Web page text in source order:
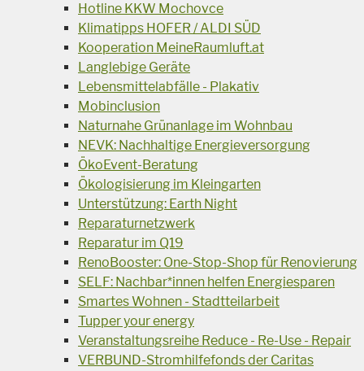
Hotline KKW Mochovce
Klimatipps HOFER / ALDI SÜD
Kooperation MeineRaumluft.at
Langlebige Geräte
Lebensmittelabfälle - Plakativ
Mobinclusion
Naturnahe Grünanlage im Wohnbau
NEVK: Nachhaltige Energieversorgung
ÖkoEvent-Beratung
Ökologisierung im Kleingarten
Unterstützung: Earth Night
Reparaturnetzwerk
Reparatur im Q19
RenoBooster: One-Stop-Shop für Renovierung
SELF: Nachbar*innen helfen Energiesparen
Smartes Wohnen - Stadtteilarbeit
Tupper your energy
Veranstaltungsreihe Reduce - Re-Use - Repair
VERBUND-Stromhilfefonds der Caritas